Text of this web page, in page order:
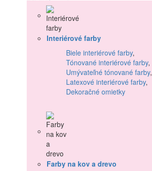
Interiérové farby
Biele interiérové farby,
Tónované interiérové farby,
Umývateľné tónované farby,
Latexové interiérové farby,
Dekoračné omietky
Farby na kov a drevo